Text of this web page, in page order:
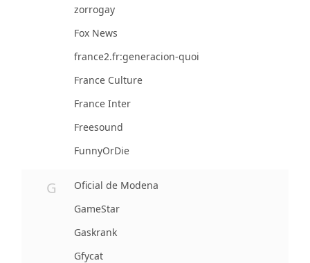
zorrogay
Fox News
france2.fr:generacion-quoi
France Culture
France Inter
Freesound
FunnyOrDie
G
Oficial de Modena
GameStar
Gaskrank
Gfycat